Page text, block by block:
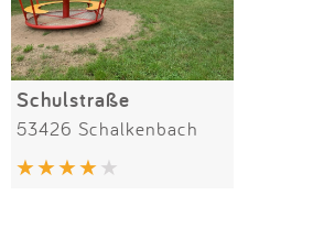
Schulstraße
53426 Schalkenbach